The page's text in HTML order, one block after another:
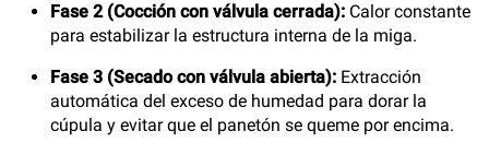
Fase 2 (Cocción con válvula cerrada): Calor constante
para estabilizar la estructura interna de la miga.
Fase 3 (Secado con válvula abierta): Extracción
automática del exceso de humedad para dorar la
cúpula y evitar que el panetón se queme por encima.